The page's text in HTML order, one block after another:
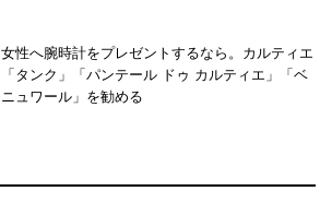
女性へ腕時計をプレゼントするなら。カルティエ
「タンク」「パンテール ドゥ カルティエ」「ベ
ニュワール」を勧める